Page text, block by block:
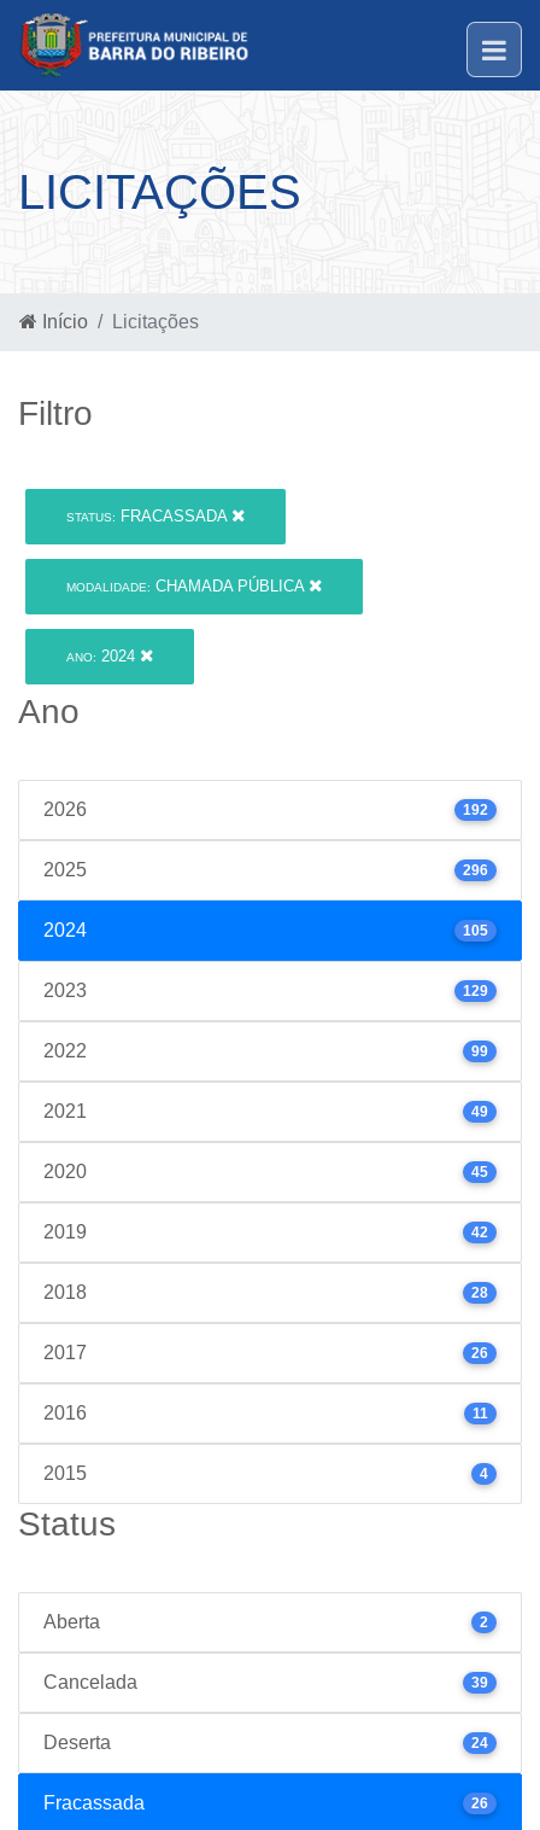
LICITAÇÕES
Início Licitações
Filtro
STATUS: FRACASSADA
MODALIDADE: CHAMADA PÚBLICA
ANO: 2024
Ano
2026 192
2025 296
2024 105
2023 129
2022 99
2021 49
2020 45
2019 42
2018 28
2017 26
2016 11
2015 4
Status
Aberta 2
Cancelada 39
Deserta 24
Fracassada 26